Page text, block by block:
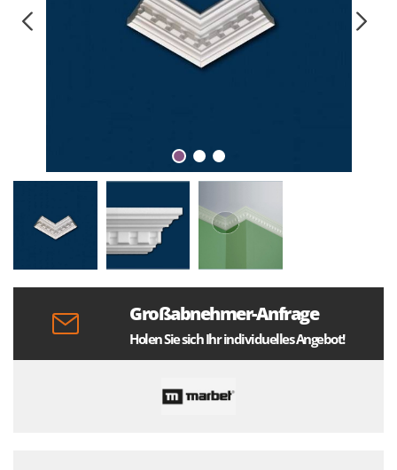
Großabnehmer-Anfrage
Holen Sie sich Ihr individuelles Angebot!